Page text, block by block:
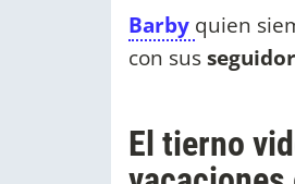
Barby quien
con sus
El tierno